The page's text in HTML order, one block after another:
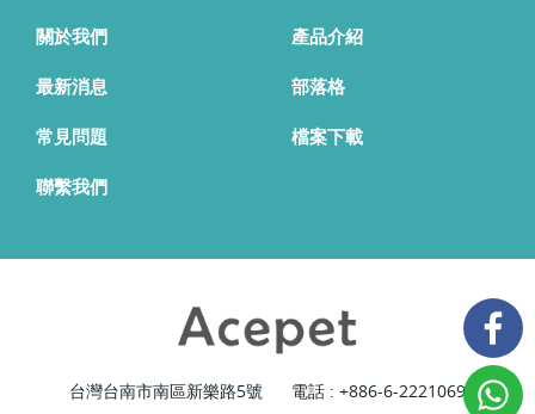
關於我們 產品介紹
最新消息 部落格
常見問題 檔案下載
聯繫我們
台灣台南市南區新樂路5號 電話 : +886-6-2221069